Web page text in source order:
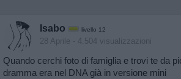
Isabo livello 12
28 Aprile - 4.504 visualizzazioni
Quando cerchi foto di famiglia e trovi te da
dramma era nel DNA già in versione mini